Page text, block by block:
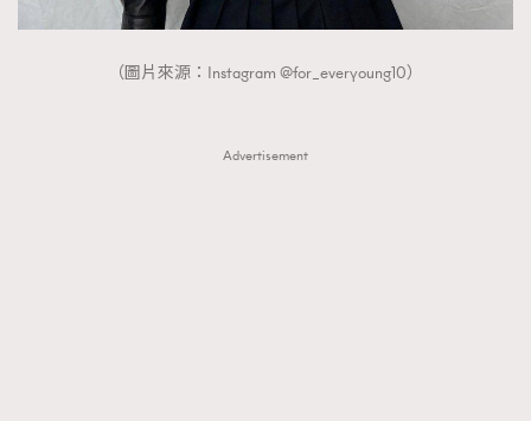
（圖片來源：Instagram @for_everyoung10）
Advertisement